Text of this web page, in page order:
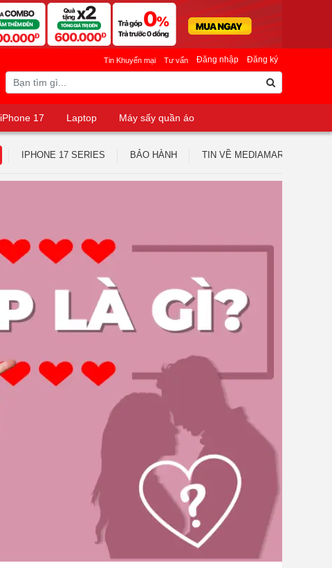
Đăng nhập Đăng ký
Tin Khuyến mại Tư vấn
iPhone 17 Laptop
Máy sấy quần áo
IPHONE 17 SERIES BẢO HÀNH TIN VỀ MEDIAMART